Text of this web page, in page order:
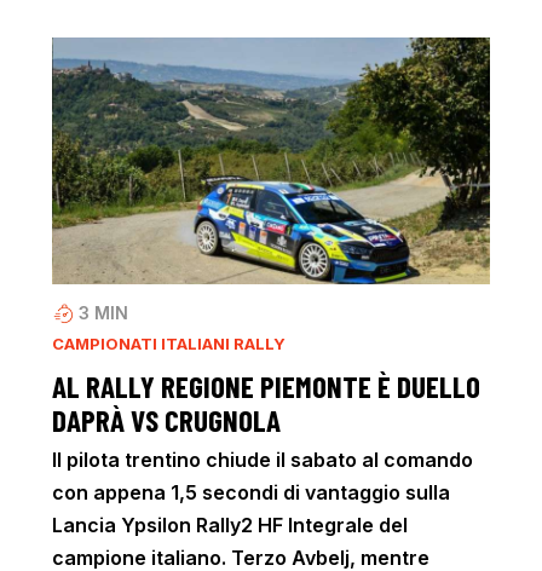
3 MIN
CAMPIONATI ITALIANI RALLY
AL RALLY REGIONE PIEMONTE È DUELLO
DAPRÀ VS CRUGNOLA
Il pilota trentino chiude il sabato al comando
con appena 1,5 secondi di vantaggio sulla
Lancia Ypsilon Rally2 HF Integrale del
campione italiano. Terzo Avbelj, mentre